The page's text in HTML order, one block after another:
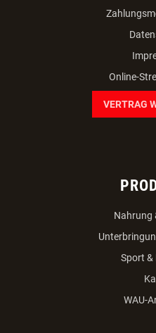
Online-
VERTRAG
Nahrung
Sport &
WAU-